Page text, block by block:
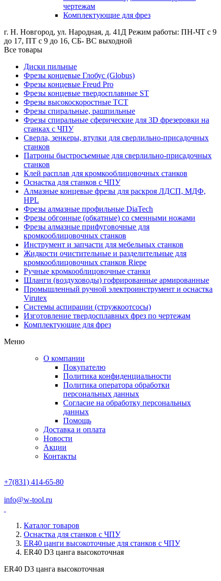
чертежам
Комплектующие для фрез
г. Н. Новгород, ул. Народная, д. 41Д Режим работы: ПН-ЧТ с 9
до 17, ПТ с 9 до 16, СБ- ВС выходной
Все товары
Диски пильные
Фрезы концевые Глобус (Globus)
Фрезы концевые Freud Pro
Фрезы концевые твердосплавные ST
Фрезы высокоскоростные ТСТ
Фрезы спиральные, рашпильные
Фрезы спиральные сферические для 3D фрезеровки на
станках с ЧПУ
Сверла, зенкеры, втулки для сверлильно-присадочных
станков
Патроны быстросъемные для сверлильно-присадочных
станков
Клей расплав для кромкооблицовочных станков
Оснастка для станков с ЧПУ
Алмазные концевые фрезы для раскроя ЛДСП, МДФ,
HPL
Фрезы алмазные профильные DiaTech
Фрезы обгонные (обкатные) со сменными ножами
Фрезы алмазные прифуговочные для
кромкооблицовочных станков
Инструмент и запчасти для мебельных станков
Жидкости очистительные и разделительные для
кромкооблицовочных станков Riepe
Ручные кромкооблицовочные станки
Шланги (воздуховоды) гофрированные армированные
Промышленный ручной электроинструмент и оснастка
Virutex
Системы аспирации (стружкоотсосы)
Изготовление твердосплавных фрез по чертежам
Комплектующие для фрез
Меню
О компании
Покупателю
Политика конфиденциальности
Политика оператора обработки
персональных данных
Согласие на обработку персональных
данных
Помощь
Доставка и оплата
Новости
Акции
Контакты
+7(831) 414-65-80
info@w-tool.ru
Каталог товаров
Оснастка для станков с ЧПУ
ER40 цанги высокоточные для станков с ЧПУ
ER40 D3 цанга высокоточная
ER40 D3 цанга высокоточная